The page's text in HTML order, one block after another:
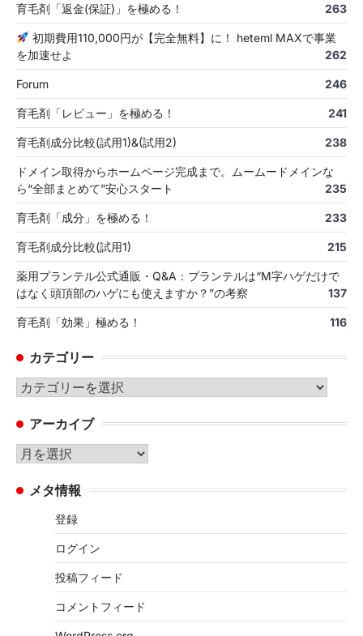
育毛剤「返金(保証)」を極める！ 263
初期費用110,000円が【完全無料】に！ heteml MAXで事業
を加速せよ
262
Forum 246
育毛剤「レビュー」を極める！ 241
育毛剤成分比較(試用1)&(試用2) 238
ドメイン取得からホームページ完成まで。ムームードメインな
ら“全部まとめて”安心スタート
235
育毛剤「成分」を極める！ 233
育毛剤成分比較(試用1) 215
薬用プランテル公式通販・Q&A：プランテルは“M字ハゲだけで
はなく頭頂部のハゲにも使えますか？”の考察
137
育毛剤「効果」極める！ 116
カテゴリー
カ
ゴ
リ
ー
アーカイブ
ア
カ メタ情報
登録
ログイン
投稿フィード
コメントフィード